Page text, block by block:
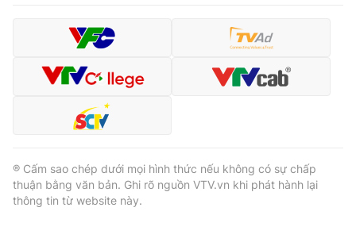
® Cấm sao chép dưới mọi hình thức nếu không có sự chấp
thuận bằng văn bản. Ghi rõ nguồn VTV.vn khi phát hành lại
thông tin từ website này.